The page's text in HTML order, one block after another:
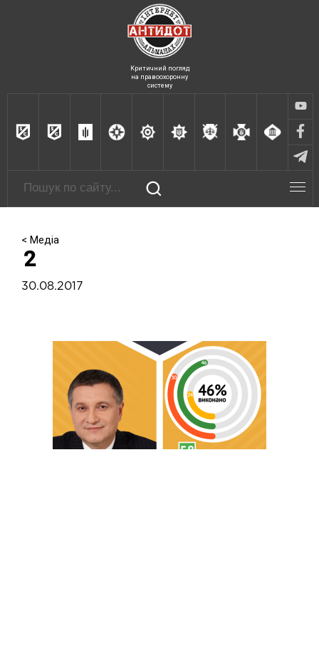
Критичний погляд
на правоохоронну
систему
< Медіа
2
30.08.2017